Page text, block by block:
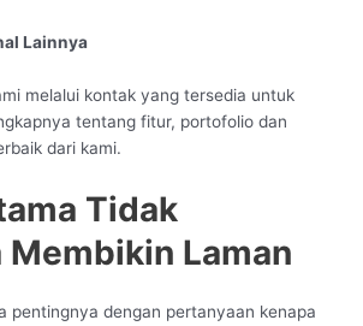
Lainnya
melalui kontak yang tersedia untuk
tentang fitur, portofolio dan
dari kami.
Tidak
Membikin Laman
pentingnya dengan pertanyaan kenapa